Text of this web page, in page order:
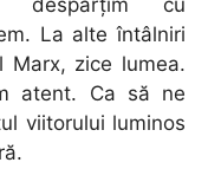
La alte întâlniri
zice lumea.
atent. Ca să ne
viitorului luminos